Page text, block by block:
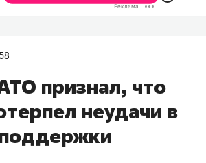
признал, что
неудачи в